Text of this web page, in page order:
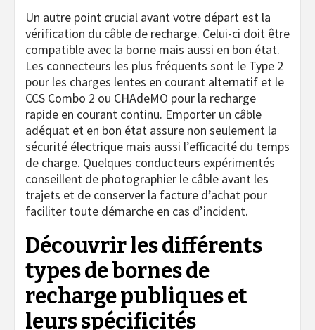
Un autre point crucial avant votre départ est la
vérification du câble de recharge. Celui-ci doit être
compatible avec la borne mais aussi en bon état.
Les connecteurs les plus fréquents sont le Type 2
pour les charges lentes en courant alternatif et le
CCS Combo 2 ou CHAdeMO pour la recharge
rapide en courant continu. Emporter un câble
adéquat et en bon état assure non seulement la
sécurité électrique mais aussi l’efficacité du temps
de charge. Quelques conducteurs expérimentés
conseillent de photographier le câble avant les
trajets et de conserver la facture d’achat pour
faciliter toute démarche en cas d’incident.
Découvrir les différents
types de bornes de
recharge publiques et
leurs spécificités